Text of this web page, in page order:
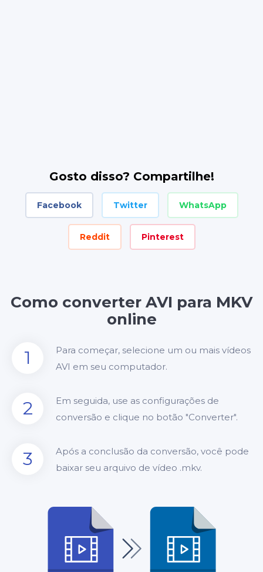
Gosto disso? Compartilhe!
Facebook Twitter WhatsApp
Reddit Pinterest
Como converter AVI para MKV
online
1
Para começar, selecione um ou mais vídeos
AVI em seu computador.
2
Em seguida, use as configurações de
conversão e clique no botão "Converter".
3
Após a conclusão da conversão, você pode
baixar seu arquivo de vídeo .mkv.